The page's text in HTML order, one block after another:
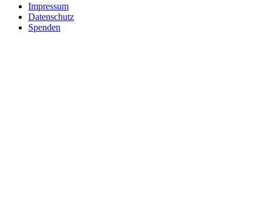
Impressum
Datenschutz
Spenden